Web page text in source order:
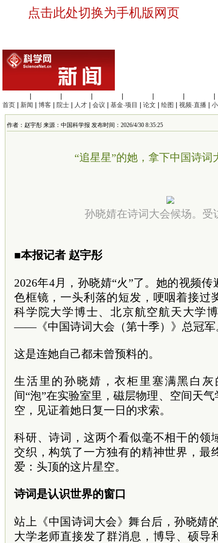
点击此处切换为手机版网页
首页
新闻 博客 院士 人才 会议 基金·项目 论文 绘图 视频·直播
作者：赵宇彤 来源：中国科学报 发布时间：2026/4/30 8:35:25
“追星星”的她，拿下中国诗词
孙晓婧在诗词大会候场。受
■本报记者 赵宇彤
2026年4月，孙晓婧“火”了。她的视频
色框镜，一头利落的短发，哽咽着接过
科学院大学博士、北京航空航天大学
——《中国诗词大会（第十季）》总冠军
这是连她自己都未曾预料的。
生活里的孙晓婧，衣柜里塞满黑白
间“泡”在实验室里，磁层物理、空间天
空，见证着她日复一日的求索。
科研、诗词，这两个看似毫不相干的领
交织，构筑了一方独有的精神世界，最
爱：头顶的这片星空。
诗词是认识世界的窗口
站上《中国诗词大会》舞台后，孙晓婧
大学老师直接发了群消息，博导、硕导